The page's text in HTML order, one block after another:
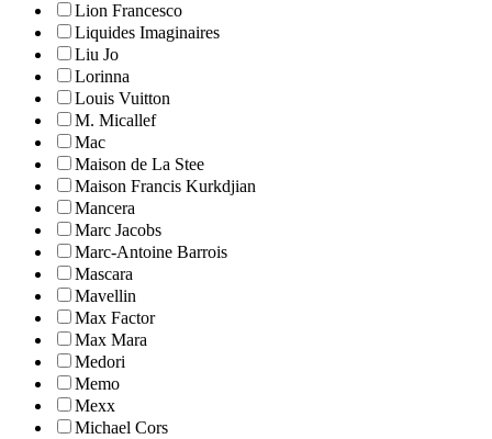
Lion Francesco
Liquides Imaginaires
Liu Jo
Lorinna
Louis Vuitton
M. Micallef
Mac
Maison de La Stee
Maison Francis Kurkdjian
Mancera
Marc Jacobs
Marc-Antoine Barrois
Mascara
Mavellin
Max Factor
Max Mara
Medori
Memo
Mexx
Michael Cors